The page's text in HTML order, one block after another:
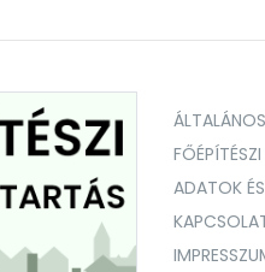
FŐÉPÍTÉSZI
ADATOK